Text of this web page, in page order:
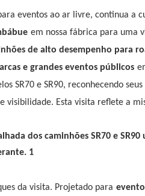
eventos ao ar livre, continua a
em nossa fábrica para uma
de alto desempenho para
e grandes eventos públicos
SR70 e SR90, reconhecendo
Esta visita reflete a
da visita. Projetado para